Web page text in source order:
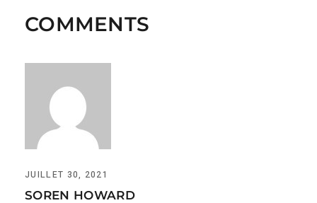
COMMENTS
JUILLET 30, 2021
SOREN HOWARD